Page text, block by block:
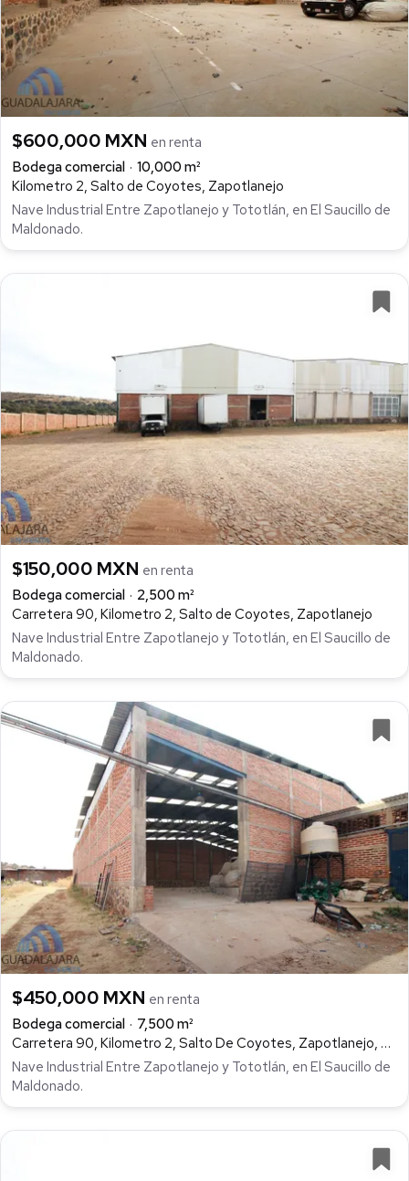
$600,000 MXN en renta
Bodega comercial
10,000 m²
Kilometro 2, Salto de Coyotes, Zapotlanejo
Nave Industrial Entre Zapotlanejo y Tototlán, en El Saucillo de
Maldonado.
$150,000 MXN en renta
Bodega comercial
2,500 m²
Carretera 90, Kilometro 2, Salto de Coyotes, Zapotlanejo
Nave Industrial Entre Zapotlanejo y Tototlán, en El Saucillo de
Maldonado.
$450,000 MXN en renta
Bodega comercial
7,500 m²
Carretera 90, Kilometro 2, Salto De Coyotes, Zapotlanejo, Salto de Coyotes, Zapotlanejo
Nave Industrial Entre Zapotlanejo y Tototlán, en El Saucillo de
Maldonado.